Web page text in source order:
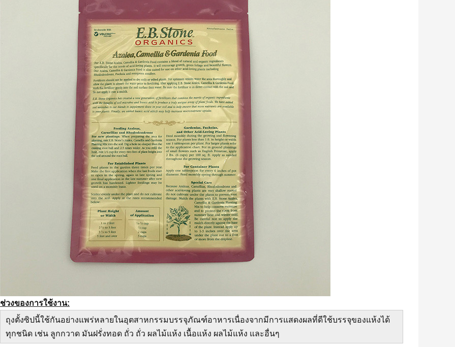
ช่วงของการใช้งาน:
ถุงตั้งซิปนี้ใช้กันอย่างแพร่หลายในอุตสาหกรรมบรรจุภัณฑ์อาหารเนื่องจากมีการแสดงผลที่ดีใช้บรรจุของแห้งได้
ทุกชนิด เช่น ลูกกวาด มันฝรั่งทอด ถั่ว ถั่ว ผลไม้แห้ง เนื้อแห้ง ผลไม้แห้ง และอื่นๆ